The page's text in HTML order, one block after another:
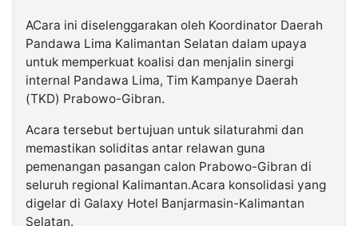
ACara ini diselenggarakan oleh Koordinator Daerah
Pandawa Lima Kalimantan Selatan dalam upaya
untuk memperkuat koalisi dan menjalin sinergi
internal Pandawa Lima, Tim Kampanye Daerah
(TKD) Prabowo-Gibran.
Acara tersebut bertujuan untuk silaturahmi dan
memastikan soliditas antar relawan guna
pemenangan pasangan calon Prabowo-Gibran di
seluruh regional Kalimantan.Acara konsolidasi yang
digelar di Galaxy Hotel Banjarmasin-Kalimantan
Selatan.